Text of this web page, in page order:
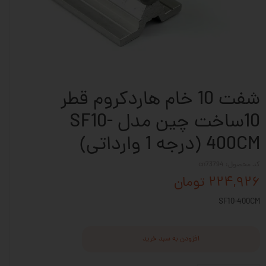
شفت 10 خام هاردکروم قطر
10ساخت چین مدل SF10-
400CM (درجه 1 وارداتی)
۲۲۴,۹۲۶ تومان
SF10-400CM
افزودن به سبد خرید